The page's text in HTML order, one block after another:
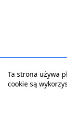
Ta strona używa
cookie są